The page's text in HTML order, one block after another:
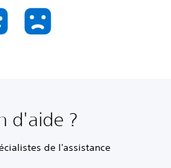
d'aide ?
de l'assistance